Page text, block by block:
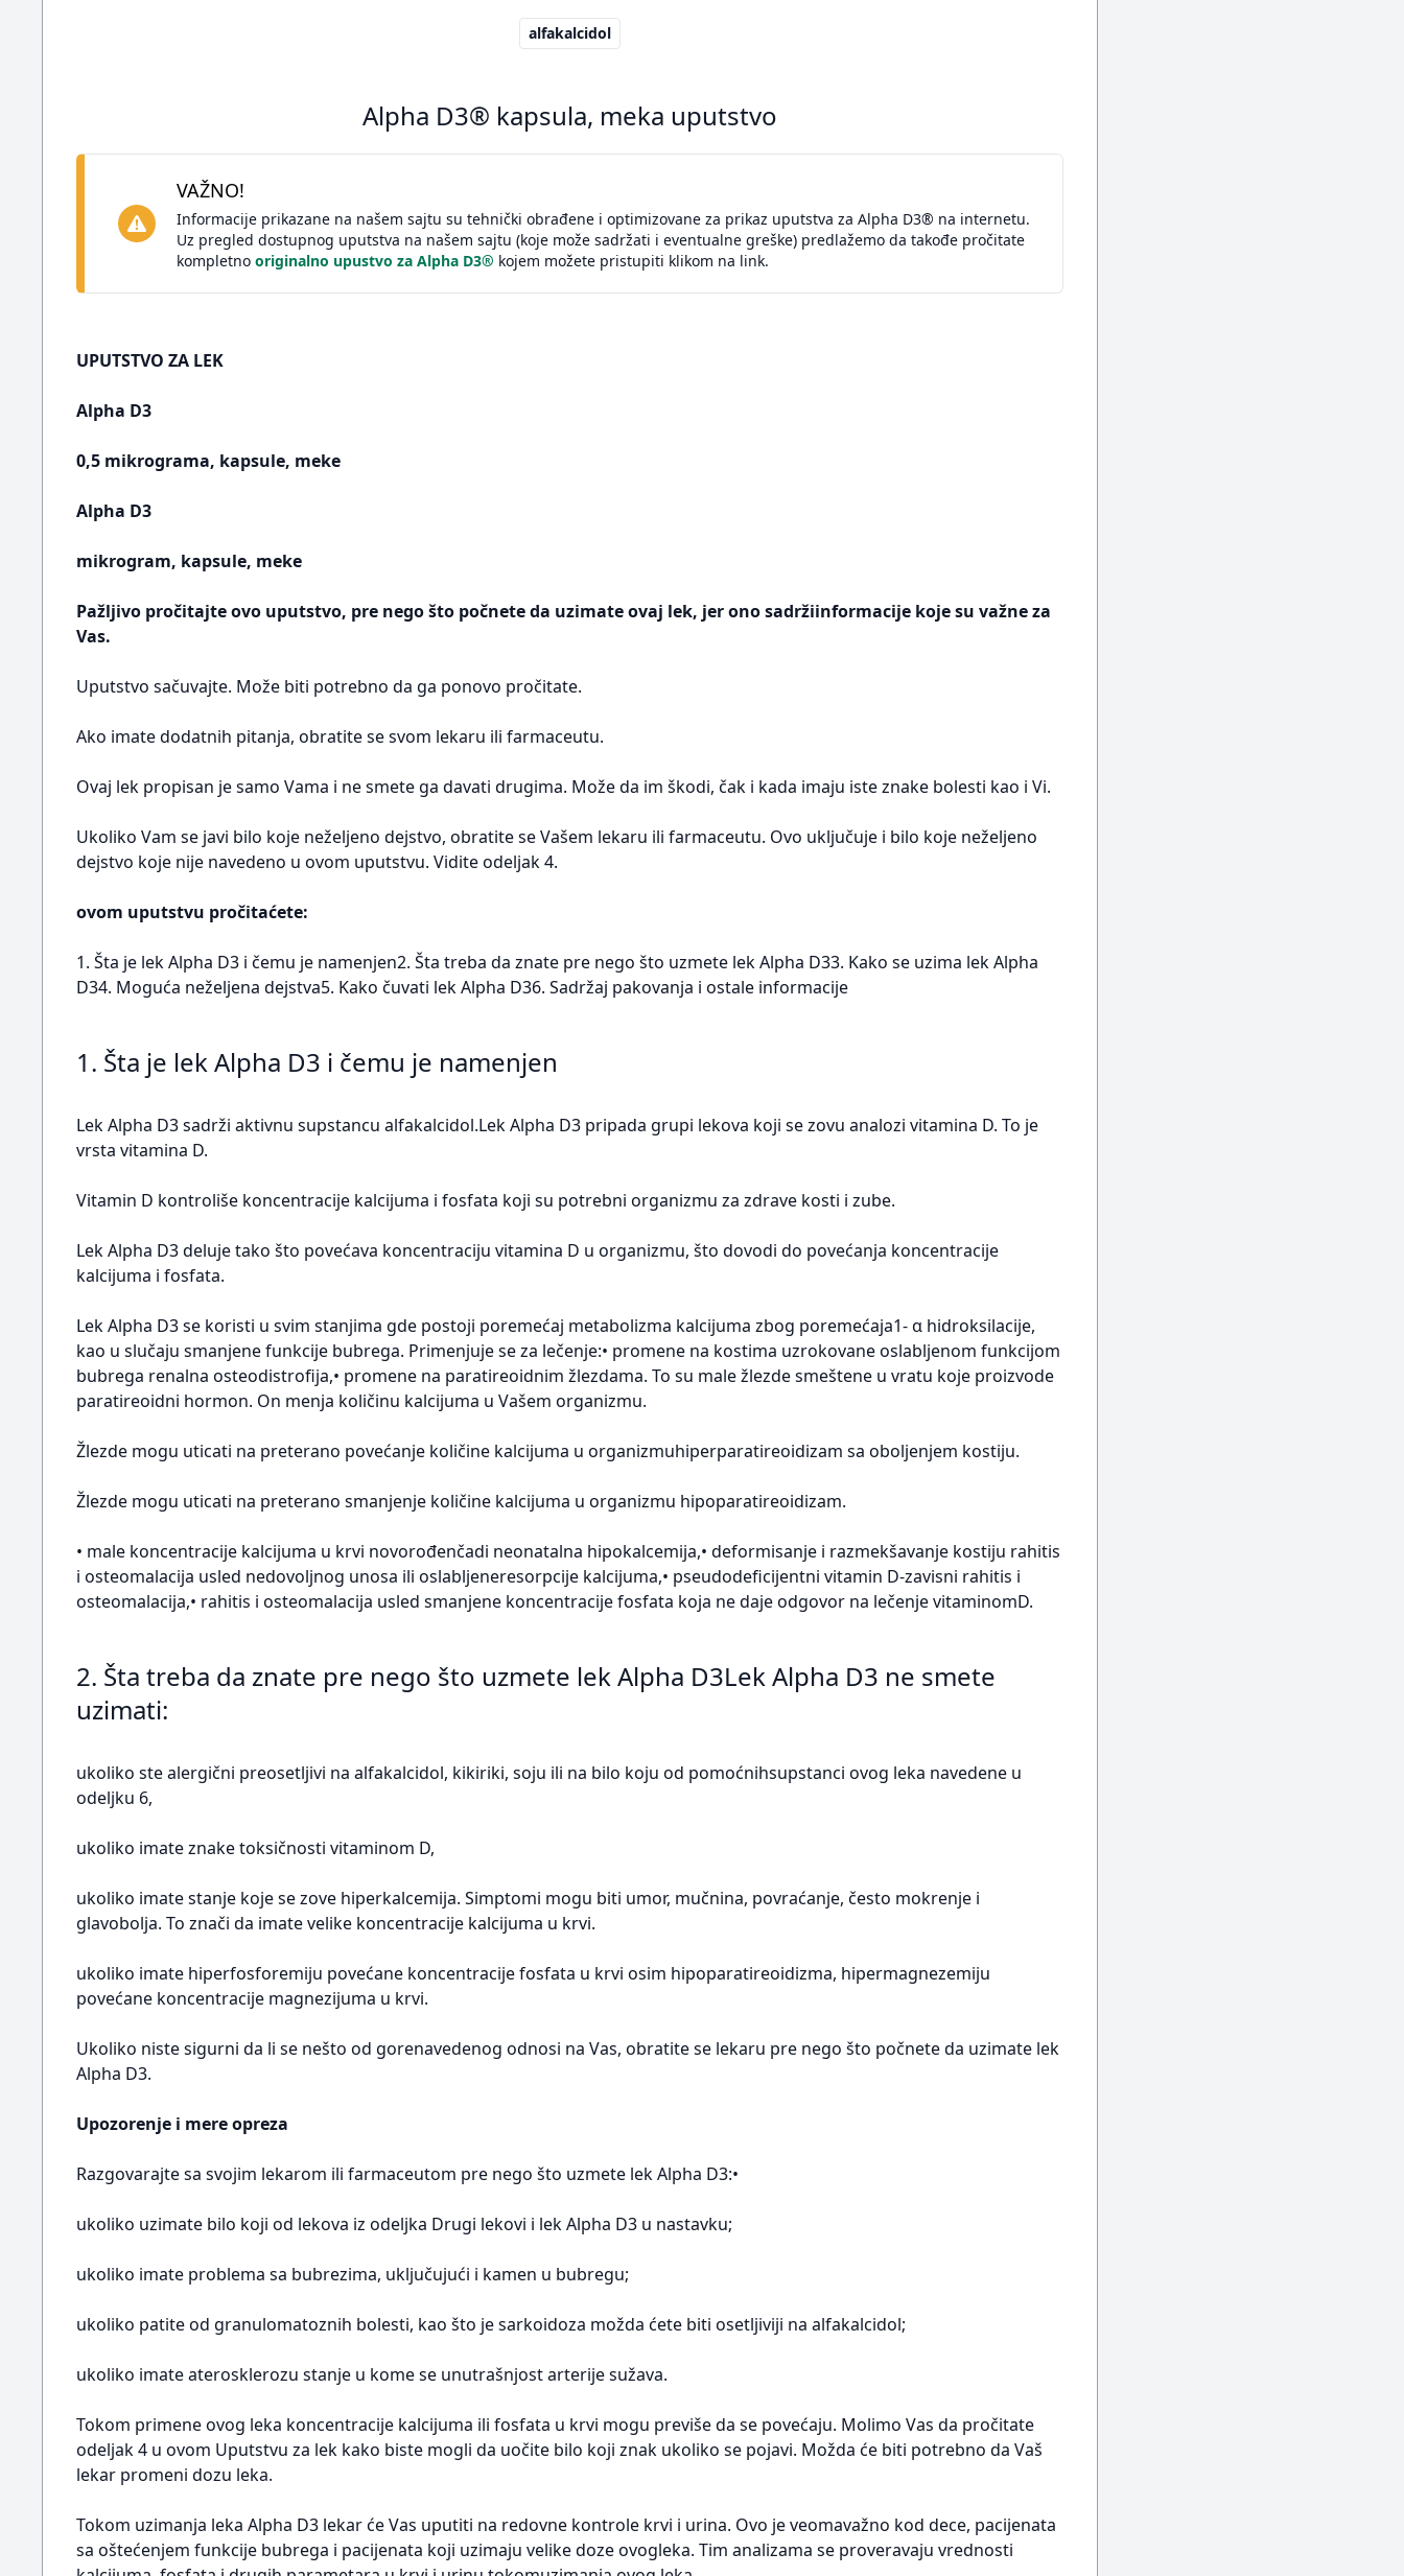
alfakalcidol
Alpha D3® kapsula, meka uputstvo
VAŽNO!
Informacije prikazane na našem sajtu su tehnički obrađene i optimizovane za prikaz uputstva za Alpha D3® na internetu.
Uz pregled dostupnog uputstva na našem sajtu (koje može sadržati i eventualne greške) predlažemo da takođe pročitate
kompletno originalno upustvo za Alpha D3® kojem možete pristupiti klikom na link.
UPUTSTVO ZA LEK
Alpha D3
0,5 mikrograma, kapsule, meke
Alpha D3
mikrogram, kapsule, meke
Pažljivo pročitajte ovo uputstvo, pre nego što počnete da uzimate ovaj lek, jer ono sadržiinformacije koje su važne za
Vas.
Uputstvo sačuvajte. Može biti potrebno da ga ponovo pročitate.
Ako imate dodatnih pitanja, obratite se svom lekaru ili farmaceutu.
Ovaj lek propisan je samo Vama i ne smete ga davati drugima. Može da im škodi, čak i kada imaju iste znake bolesti kao i Vi.
Ukoliko Vam se javi bilo koje neželjeno dejstvo, obratite se Vašem lekaru ili farmaceutu. Ovo uključuje i bilo koje neželjeno
dejstvo koje nije navedeno u ovom uputstvu. Vidite odeljak 4.
ovom uputstvu pročitaćete:
1. Šta je lek Alpha D3 i čemu je namenjen2. Šta treba da znate pre nego što uzmete lek Alpha D33. Kako se uzima lek Alpha
D34. Moguća neželjena dejstva5. Kako čuvati lek Alpha D36. Sadržaj pakovanja i ostale informacije
1. Šta je lek Alpha D3 i čemu je namenjen
Lek Alpha D3 sadrži aktivnu supstancu alfakalcidol.Lek Alpha D3 pripada grupi lekova koji se zovu analozi vitamina D. To je
vrsta vitamina D.
Vitamin D kontroliše koncentracije kalcijuma i fosfata koji su potrebni organizmu za zdrave kosti i zube.
Lek Alpha D3 deluje tako što povećava koncentraciju vitamina D u organizmu, što dovodi do povećanja koncentracije
kalcijuma i fosfata.
Lek Alpha D3 se koristi u svim stanjima gde postoji poremećaj metabolizma kalcijuma zbog poremećaja1- α hidroksilacije,
kao u slučaju smanjene funkcije bubrega. Primenjuje se za lečenje:• promene na kostima uzrokovane oslabljenom funkcijom
bubrega renalna osteodistrofija,• promene na paratireoidnim žlezdama. To su male žlezde smeštene u vratu koje proizvode
paratireoidni hormon. On menja količinu kalcijuma u Vašem organizmu.
Žlezde mogu uticati na preterano povećanje količine kalcijuma u organizmuhiperparatireoidizam sa oboljenjem kostiju.
Žlezde mogu uticati na preterano smanjenje količine kalcijuma u organizmu hipoparatireoidizam.
• male koncentracije kalcijuma u krvi novorođenčadi neonatalna hipokalcemija,• deformisanje i razmekšavanje kostiju rahitis
i osteomalacija usled nedovoljnog unosa ili oslabljeneresorpcije kalcijuma,• pseudodeficijentni vitamin D-zavisni rahitis i
osteomalacija,• rahitis i osteomalacija usled smanjene koncentracije fosfata koja ne daje odgovor na lečenje vitaminomD.
2. Šta treba da znate pre nego što uzmete lek Alpha D3Lek Alpha D3 ne smete
uzimati:
ukoliko ste alergični preosetljivi na alfakalcidol, kikiriki, soju ili na bilo koju od pomoćnihsupstanci ovog leka navedene u
odeljku 6,
ukoliko imate znake toksičnosti vitaminom D,
ukoliko imate stanje koje se zove hiperkalcemija. Simptomi mogu biti umor, mučnina, povraćanje, često mokrenje i
glavobolja. To znači da imate velike koncentracije kalcijuma u krvi.
ukoliko imate hiperfosforemiju povećane koncentracije fosfata u krvi osim hipoparatireoidizma, hipermagnezemiju
povećane koncentracije magnezijuma u krvi.
Ukoliko niste sigurni da li se nešto od gorenavedenog odnosi na Vas, obratite se lekaru pre nego što počnete da uzimate lek
Alpha D3.
Upozorenje i mere opreza
Razgovarajte sa svojim lekarom ili farmaceutom pre nego što uzmete lek Alpha D3:•
ukoliko uzimate bilo koji od lekova iz odeljka Drugi lekovi i lek Alpha D3 u nastavku;
ukoliko imate problema sa bubrezima, uključujući i kamen u bubregu;
ukoliko patite od granulomatoznih bolesti, kao što je sarkoidoza možda ćete biti osetljiviji na alfakalcidol;
ukoliko imate aterosklerozu stanje u kome se unutrašnjost arterije sužava.
Tokom primene ovog leka koncentracije kalcijuma ili fosfata u krvi mogu previše da se povećaju. Molimo Vas da pročitate
odeljak 4 u ovom Uputstvu za lek kako biste mogli da uočite bilo koji znak ukoliko se pojavi. Možda će biti potrebno da Vaš
lekar promeni dozu leka.
Tokom uzimanja leka Alpha D3 lekar će Vas uputiti na redovne kontrole krvi i urina. Ovo je veomavažno kod dece, pacijenata
sa oštećenjem funkcije bubrega i pacijenata koji uzimaju velike doze ovogleka. Tim analizama se proveravaju vrednosti